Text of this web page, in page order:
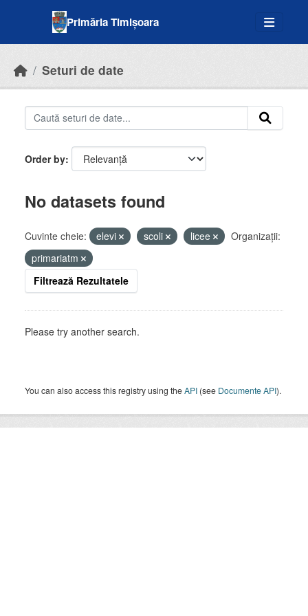
Primăria Timișoara
Seturi de date
Order by
No datasets found
Cuvinte cheie: elevi scoli licee
Organizații:
primariatm
Filtrează Rezultatele
Please try another search.
You can also access this registry using theAPI (see Documente API).